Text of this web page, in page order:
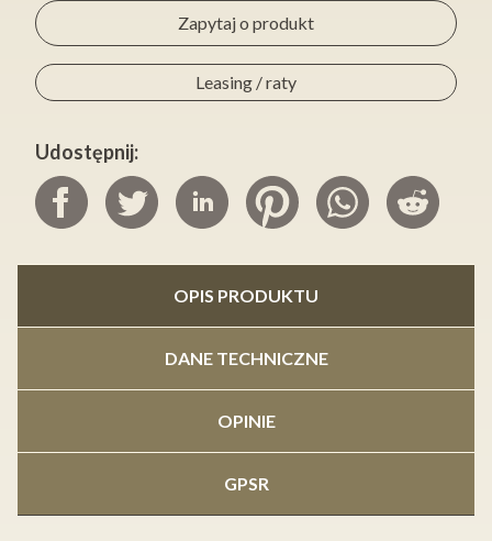
Zapytaj o produkt
Leasing / raty
Udostępnij:
OPIS PRODUKTU
DANE TECHNICZNE
OPINIE
GPSR